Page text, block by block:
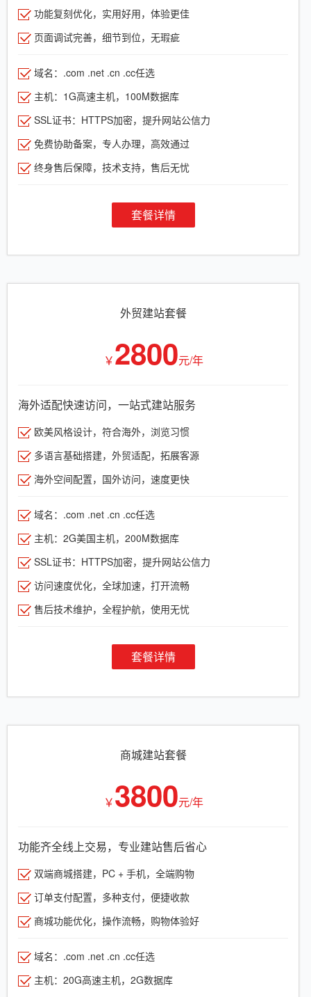
功能复刻优化，实用好用，体验更佳
页面调试完善，细节到位，无瑕疵
域名：.com .net .cn .cc任选
主机：1G高速主机，100M数据库
SSL证书：HTTPS加密，提升网站公信力
免费协助备案，专人办理，高效通过
终身售后保障，技术支持，售后无忧
套餐详情
外贸建站套餐
￥2800元/年
海外适配快速访问，一站式建站服务
欧美风格设计，符合海外，浏览习惯
多语言基础搭建，外贸适配，拓展客源
海外空间配置，国外访问，速度更快
域名：.com .net .cn .cc任选
主机：2G美国主机，200M数据库
SSL证书：HTTPS加密，提升网站公信力
访问速度优化，全球加速，打开流畅
售后技术维护，全程护航，使用无忧
套餐详情
商城建站套餐
￥3800元/年
功能齐全线上交易，专业建站售后省心
双端商城搭建，PC + 手机，全端购物
订单支付配置，多种支付，便捷收款
商城功能优化，操作流畅，购物体验好
域名：.com .net .cn .cc任选
主机：20G高速主机，2G数据库